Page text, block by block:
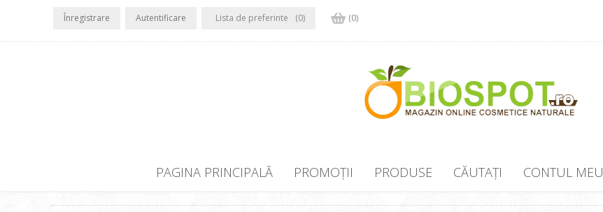
Înregistrare Autentificare Lista de preferinte (0) (0)
PAGINA PRINCIPALĂ PROMOȚII PRODUSE CĂUTAȚI CONTUL MEU